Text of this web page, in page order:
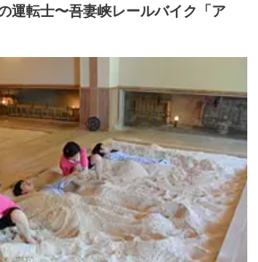
運転士〜吾妻峡レールバイク「ア